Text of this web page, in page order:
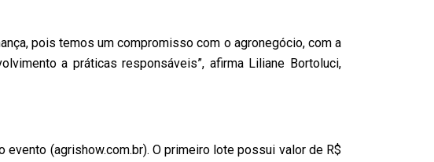
pois temos um compromisso com o agronegócio, com a
a práticas responsáveis”, afirma Liliane Bortoluci,
(agrishow.com.br). O primeiro lote possui valor de R$